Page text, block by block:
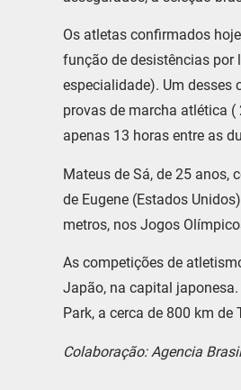
Os atletas confirmados
função de desistências por
especialidade). Um desses
provas de marcha atlética
apenas 13 horas entre as
Mateus de Sá, de 25 anos,
de Eugene (Estados
metros, nos Jogos
As competições de
Japão, na capital
Park, a cerca de 800 km de
Colaboração: Agencia Brasil